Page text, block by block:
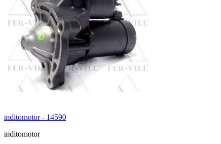
inditomotor - 14590
inditomotor